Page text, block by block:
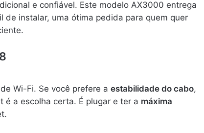
e confiável. Este modelo AX3000 entrega
de instalar, uma ótima pedida para quem quer
Wi-Fi. Se você prefere a estabilidade do cabo,
é a escolha certa. É plugar e ter a máxima